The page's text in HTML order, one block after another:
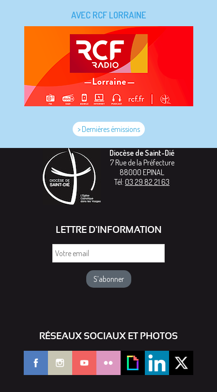
AVEC RCF LORRAINE
> Dernières émissions
Diocèse de Saint-Dié
7 Rue de la Préfecture
88000 EPINAL
Tél: 03 29 82 21 63
LETTRE D'INFORMATION
RÉSEAUX SOCIAUX ET PHOTOS